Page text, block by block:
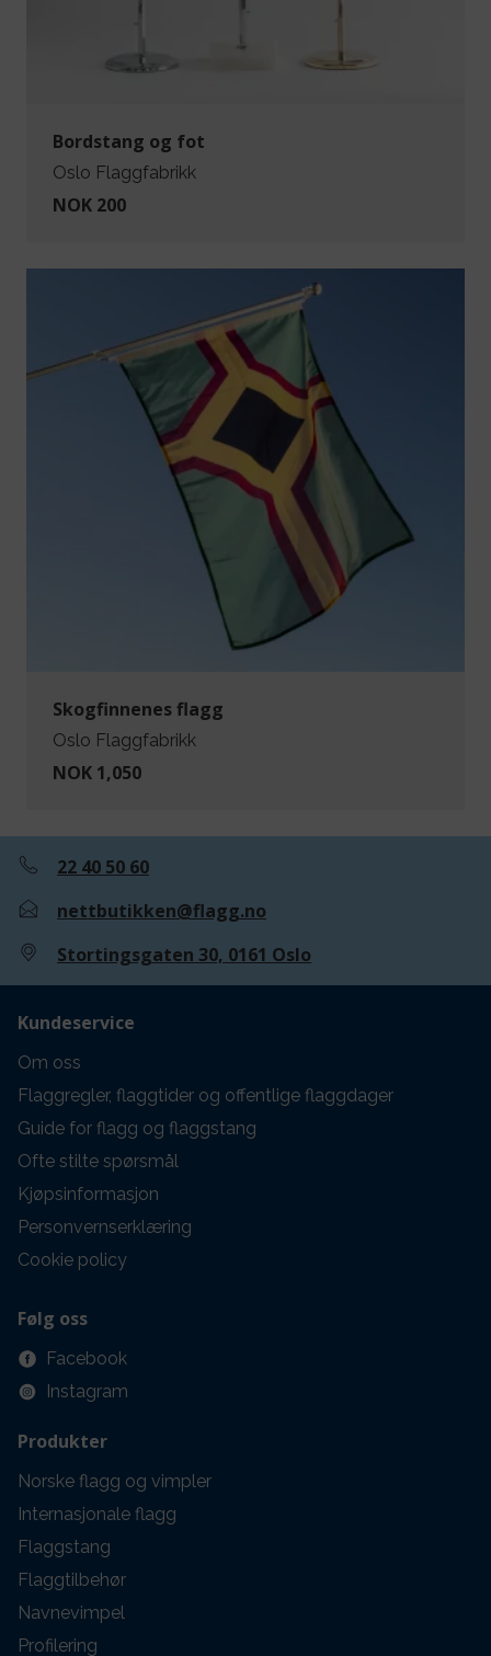
Bordstang og fot
Oslo Flaggfabrikk
NOK 200
Skogfinnenes flagg
Oslo Flaggfabrikk
NOK 1,050
22 40 50 60
nettbutikken@flagg.no
Stortingsgaten 30, 0161 Oslo
Kundeservice
Om oss
Flaggregler, flaggtider og offentlige flaggdager
Guide for flagg og flaggstang
Ofte stilte spørsmål
Kjøpsinformasjon
Personvernserklæring
Cookie policy
Følg oss
Facebook
Instagram
Produkter
Norske flagg og vimpler
Internasjonale flagg
Flaggstang
Flaggtilbehør
Navnevimpel
Profilering